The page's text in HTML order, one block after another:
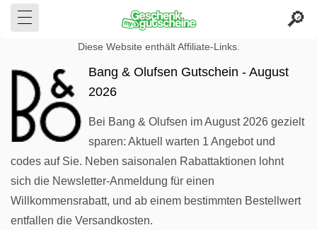
Diese Website enthält Affiliate-Links.
Bang & Olufsen Gutschein - August
2026
Bei Bang & Olufsen im August 2026 gezielt
sparen: Aktuell warten 1 Angebot und
codes auf Sie. Neben saisonalen Rabattaktionen lohnt
sich die Newsletter-Anmeldung für einen
Willkommensrabatt, und ab einem bestimmten Bestellwert
entfallen die Versandkosten.